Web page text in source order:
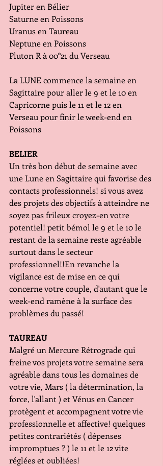
Jupiter en Bélier
Saturne en Poissons
Uranus en Taureau
Neptune en Poissons
Pluton R à 00°21 du Verseau
La LUNE commence la semaine en
Sagittaire pour aller le 9 et le 10 en
Capricorne puis le 11 et le 12 en
Verseau pour finir le week-end en
Poissons
BELIER
Un très bon début de semaine avec
une Lune en Sagittaire qui favorise des
contacts professionnels! si vous avez
des projets des objectifs à atteindre ne
soyez pas frileux croyez-en votre
potentiel! petit bémol le 9 et le 10 le
restant de la semaine reste agréable
surtout dans le secteur
professionnel!!En revanche la
vigilance est de mise en ce qui
concerne votre couple, d'autant que le
week-end ramène à la surface des
problèmes du passé!
TAUREAU
Malgré un Mercure Rétrograde qui
freine vos projets votre semaine sera
agréable dans tous les domaines de
votre vie, Mars ( la détermination, la
force, l'allant ) et Vénus en Cancer
protègent et accompagnent votre vie
professionnelle et affective! quelques
petites contrariétés ( dépenses
impromptues ? ) le 11 et le 12 vite
réglées et oubliées!